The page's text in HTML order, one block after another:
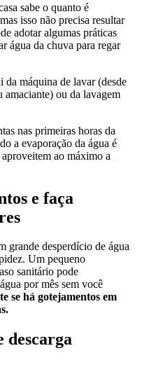
sabe o quanto é
isso não precisa resultar
adotar algumas práticas
água da chuva para regar
da máquina de lavar (desde
amaciante) ou da lavagem
nas primeiras horas da
a evaporação da água é
ao máximo a
e faça
grande desperdício de água
Um pequeno
sanitário pode
por mês sem você
se há gotejamentos em
descarga